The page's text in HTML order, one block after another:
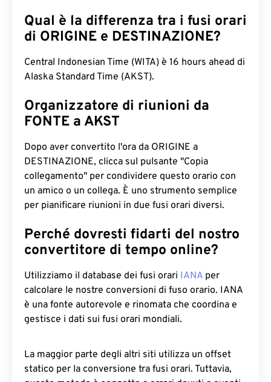
Qual è la differenza tra i fusi orari
di ORIGINE e DESTINAZIONE?
Central Indonesian Time (WITA) è 16 hours ahead di
Alaska Standard Time (AKST).
Organizzatore di riunioni da
FONTE a AKST
Dopo aver convertito l'ora da ORIGINE a
DESTINAZIONE, clicca sul pulsante "Copia
collegamento" per condividere questo orario con
un amico o un collega. È uno strumento semplice
per pianificare riunioni in due fusi orari diversi.
Perché dovresti fidarti del nostro
convertitore di tempo online?
Utilizziamo il database dei fusi orari IANA per
calcolare le nostre conversioni di fuso orario. IANA
è una fonte autorevole e rinomata che coordina e
gestisce i dati sui fusi orari mondiali.
La maggior parte degli altri siti utilizza un offset
statico per la conversione tra fusi orari. Tuttavia,